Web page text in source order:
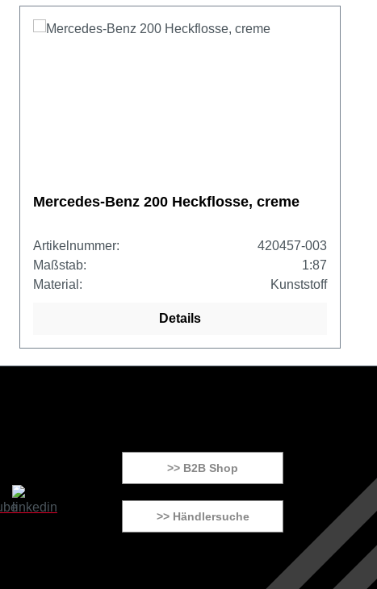
Mercedes-Benz 200 Heckflosse, creme
Artikelnummer:
420457-003
Maßstab:
1:87
Material:
Kunststoff
Details
>> B2B Shop
>> Händlersuche